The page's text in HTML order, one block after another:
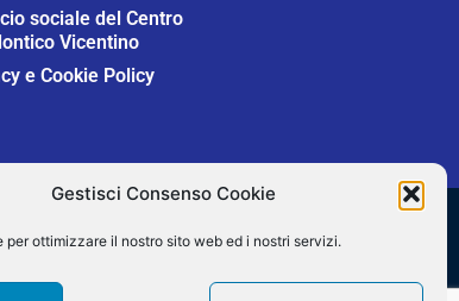
Gestisci Consenso Cookie
per ottimizzare il nostro sito web ed i nostri servizi.
sociale del Centro
Vicentino
e Cookie Policy